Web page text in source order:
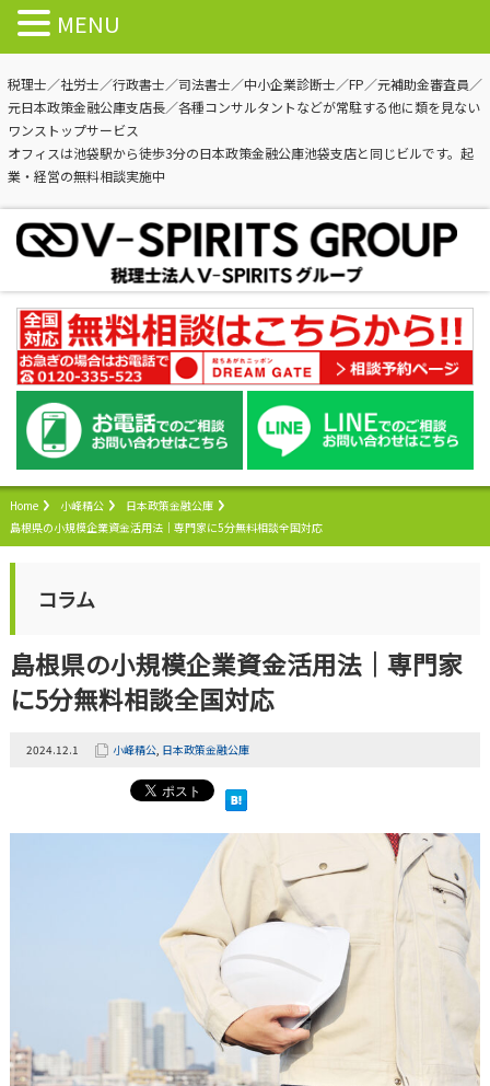
税理士／社労士／行政書士／司法書士／中小企業診断士／FP／元補助金審査員／
元日本政策金融公庫支店長／各種コンサルタントなどが常駐する他に類を見ない
ワンストップサービス
オフィスは池袋駅から徒歩3分の日本政策金融公庫池袋支店と同じビルです。起
業・経営の無料相談実施中
Home 小峰精公
日本政策金融公庫
島根県の小規模企業資金活用法｜専門家に5分無料相談全国対応
コラム
島根県の小規模企業資金活用法｜専門家
に5分無料相談全国対応
2024.12.1 小峰精公, 日本政策金融公庫
MENU